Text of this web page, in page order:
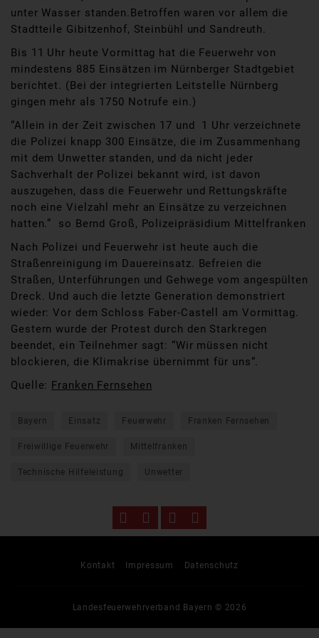
unter Wasser standen.Betroffen waren vor allem die
Stadtteile Gibitzenhof, Steinbühl und Sandreuth.
Bis 11 Uhr heute Vormittag hat die Feuerwehr von
mindestens 885 Einsätzen im Nürnberger Stadtgebiet
berichtet. (Bei der integrierten Leitstelle Nürnberg
gingen mehr als 1750 Notrufe ein.)
“Allein in der Zeit zwischen 17 und 1 Uhr verzeichnete
die Polizei knapp 300 Einsätze, die im Zusammenhang
mit dem Unwetter standen, und da nicht jeder
Sachverhalt der Polizei bekannt wird, ist davon
auszugehen, dass die Feuerwehr und Rettungskräfte
noch eine Vielzahl mehr an Einsätze zu verzeichnen
hatten.” so Bernd Groß, Polizeipräsidium Mittelfranken
Nach Polizei und Feuerwehr ist heute auch die
Straßenreinigung im Dauereinsatz. Befreien die
Straßen, Unterführungen und Gehwege vom angespülten
Dreck. Und auch die letzte Generation demonstriert
wieder: Vor dem Schloss Faber-Castell am Vormittag.
Gestern wurde der Protest durch den Starkregen
beendet, ein Teilnehmer sagt: “Wir müssen nicht
blockieren, die Klimakrise übernimmt für uns“.
Quelle: Franken Fernsehen
Bayern Einsatz Feuerwehr Franken Fernsehen
Freiwillige Feuerwehr Mittelfranken
Technische Hilfeleistung Unwetter
Kontakt Impressum Datenschutz
Landesfeuerwehrverband Bayern © 2026